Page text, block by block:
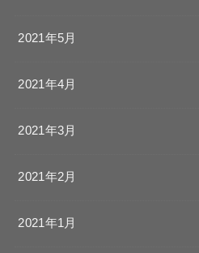
2021年5月
2021年4月
2021年3月
2021年2月
2021年1月